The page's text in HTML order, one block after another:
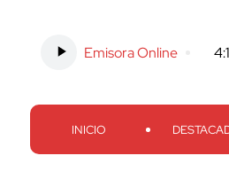
Emisora Online
INICIO